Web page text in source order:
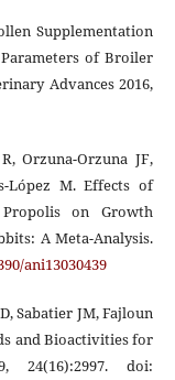
Supplementation
of Broiler
Advances 2016,
Orzuna-Orzuna JF,
López M. Effects of
on Growth
A Meta-Analysis.
ani13030439
Sabatier JM, Fajloun
and Bioactivities for
24(16):2997. doi: